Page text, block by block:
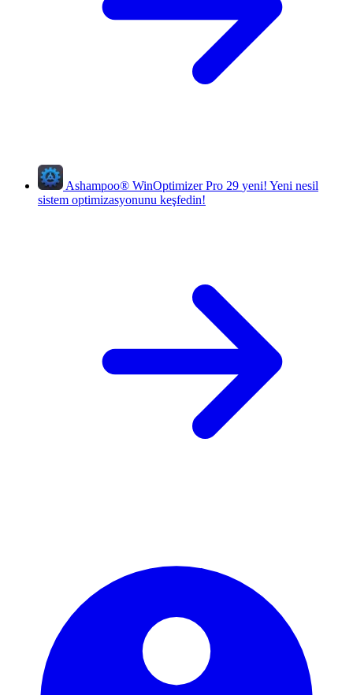
Ashampoo® WinOptimizer Pro 29 yeni! Yeni nesil
sistem optimizasyonunu keşfedin!